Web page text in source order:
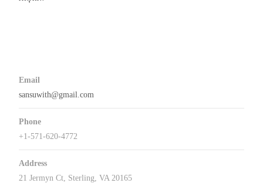
Email
sansuwith@gmail.com
Phone
+1-571-620-4772
Address
21 Jermyn Ct, Sterling, VA 20165